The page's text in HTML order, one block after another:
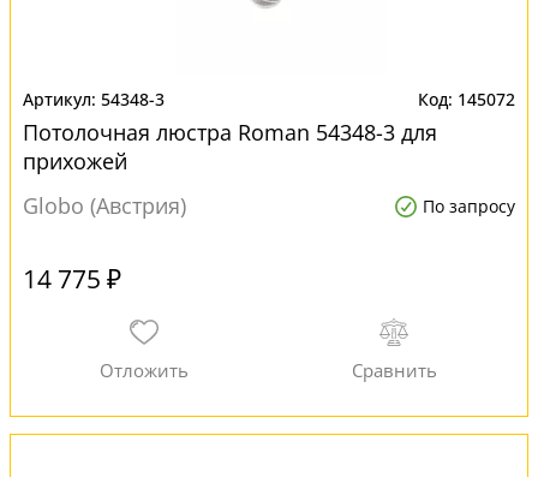
54348-3 145072
Потолочная люстра Roman 54348-3 для
прихожей
Globo (Австрия)
По запросу
14 775 ₽